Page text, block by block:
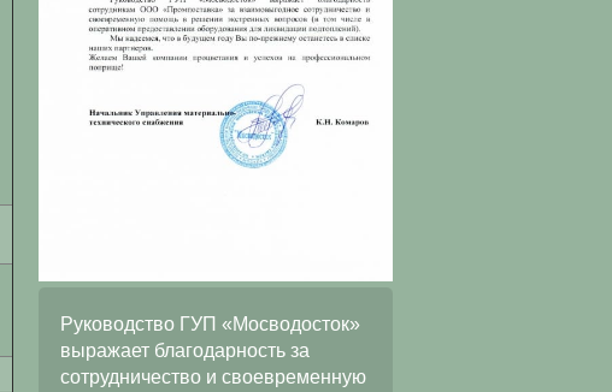
Руководство ГУП «Мосводосток»
выражает благодарность за
сотрудничество и своевременную